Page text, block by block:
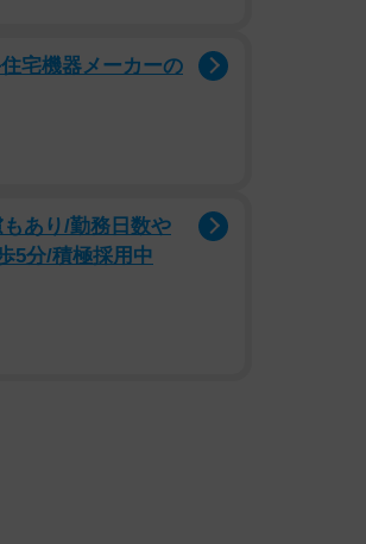
宅機器メーカーの
あり/勤務日数や
5分/積極採用中